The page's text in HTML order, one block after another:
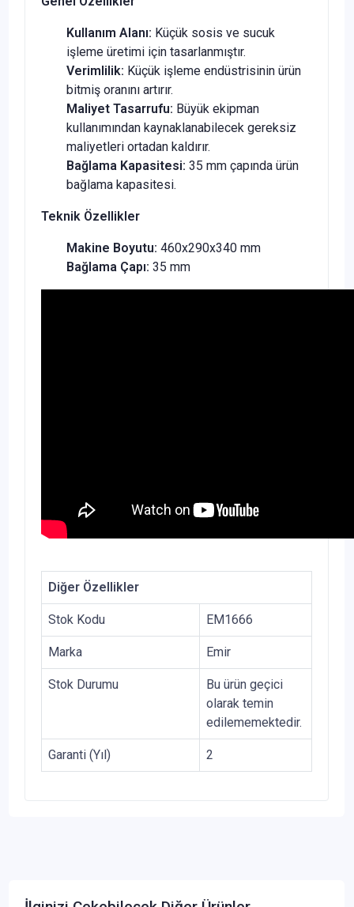
Kullanım Alanı: Küçük sosis ve sucuk
işleme üretimi için tasarlanmıştır.
Verimlilik: Küçük işleme endüstrisinin ürün
bitmiş oranını artırır.
Maliyet Tasarrufu: Büyük ekipman
kullanımından kaynaklanabilecek gereksiz
maliyetleri ortadan kaldırır.
Bağlama Kapasitesi: 35 mm çapında ürün
bağlama kapasitesi.
Teknik Özellikler
Makine Boyutu: 460x290x340 mm
Bağlama Çapı: 35 mm
Diğer Özellikler
Stok Kodu EM1666
Marka Emir
Stok Durumu
Bu ürün geçici
olarak temin
edilememektedir.
Garanti (Yıl) 2